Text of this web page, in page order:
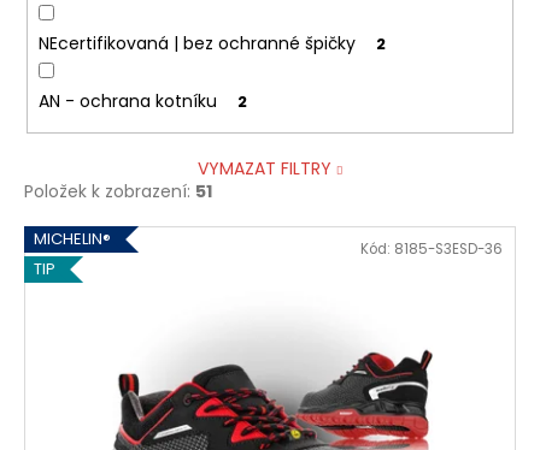
NEcertifikovaná | bez ochranné špičky 2
AN - ochrana kotníku 2
VYMAZAT FILTRY
Položek k zobrazení: 51
V
ý
MICHELIN®
TIP
Kód: 8185-S3ESD-36